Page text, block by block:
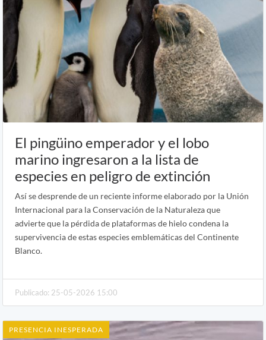
El pingüino emperador y el lobo
marino ingresaron a la lista de
especies en peligro de extinción
Así se desprende de un reciente informe elaborado por la Unión
Internacional para la Conservación de la Naturaleza que
advierte que la pérdida de plataformas de hielo condena la
supervivencia de estas especies emblemáticas del Continente
Blanco.
Publicado: 25-05-2026 15:00
PRESENCIA INESPERADA